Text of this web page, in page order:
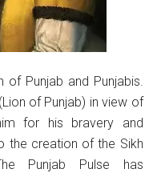
of Punjab and Punjabis.
of Punjab) in view of
for his bravery and
the creation of the Sikh
Punjab Pulse has